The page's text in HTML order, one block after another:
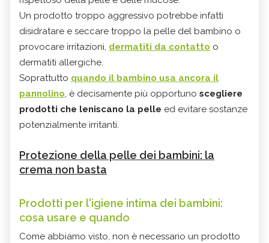
Un prodotto troppo aggressivo potrebbe infatti
disidratare e seccare troppo la pelle del bambino o
provocare irritazioni, dermatiti da contatto o
dermatiti allergiche.
Soprattutto quando il bambino usa ancora il
pannolino, è decisamente più opportuno scegliere
prodotti che leniscano la pelle ed evitare sostanze
potenzialmente irritanti.
Protezione della pelle dei bambini: la
crema non basta
Prodotti per l'igiene intima dei bambini:
cosa usare e quando
Come abbiamo visto, non è necessario un prodotto